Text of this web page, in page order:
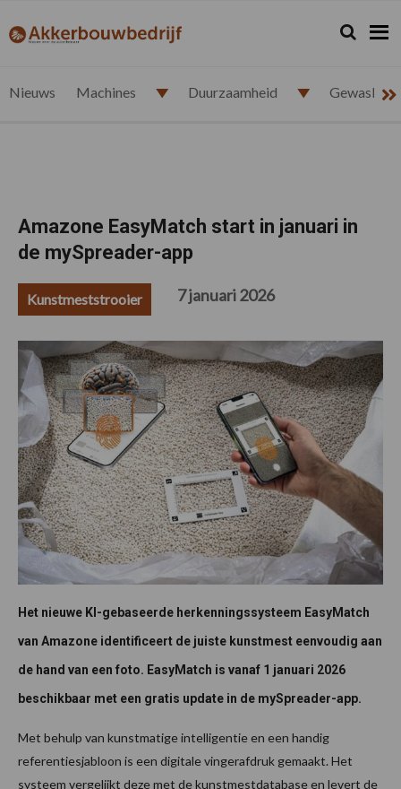
de
de
de
de
akkerbouwbedrijf.nl Zoeken...
Zoek
Nieuws Machines Duurzaamheid
Amazone EasyMatch start in januari in
de mySpreader-app
Kunstmeststrooier 7 januari 2026
Het nieuwe KI-gebaseerde herkenningssysteem EasyMatch
van Amazone identificeert de juiste kunstmest eenvoudig aan
de hand van een foto. EasyMatch is vanaf 1 januari 2026
beschikbaar met een gratis update in de mySpreader-app.
Met behulp van kunstmatige intelligentie en een handig
referentiesjabloon is een digitale vingerafdruk gemaakt. Het
systeem vergelijkt deze met de kunstmestdatabase en levert de